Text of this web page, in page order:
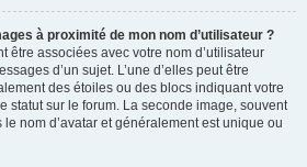
à proximité de mon nom d’utilisateur ?
être associées avec votre nom d’utilisateur
d’un sujet. L’une d’elles peut être
des étoiles ou des blocs indiquant votre
statut sur le forum. La seconde image, souvent
nom d’avatar et généralement est unique ou